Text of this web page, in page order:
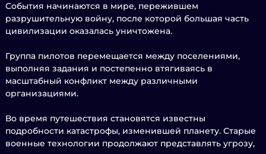
События начинаются в мире, пережившем
разрушительную войну, после которой большая часть
цивилизации оказалась уничтожена.
Группа пилотов перемещается между поселениями,
выполняя задания и постепенно втягиваясь в
масштабный конфликт между различными
организациями.
Во время путешествия становятся известны
подробности катастрофы, изменившей планету. Старые
военные технологии продолжают представлять угрозу,